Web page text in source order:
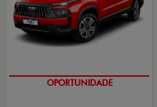
OPORTUNIDADE